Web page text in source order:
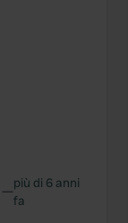
—più di 6 anni
fa